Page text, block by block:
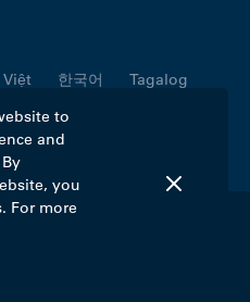
한국어
Tagalog
Français
Deutsch
Shield Association. All
to
and
you
For more